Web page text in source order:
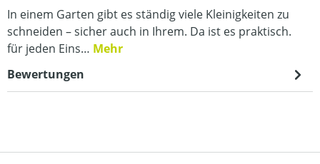
In einem Garten gibt es ständig viele Kleinigkeiten zu
schneiden – sicher auch in Ihrem. Da ist es praktisch.
für jeden Eins… Mehr
Bewertungen